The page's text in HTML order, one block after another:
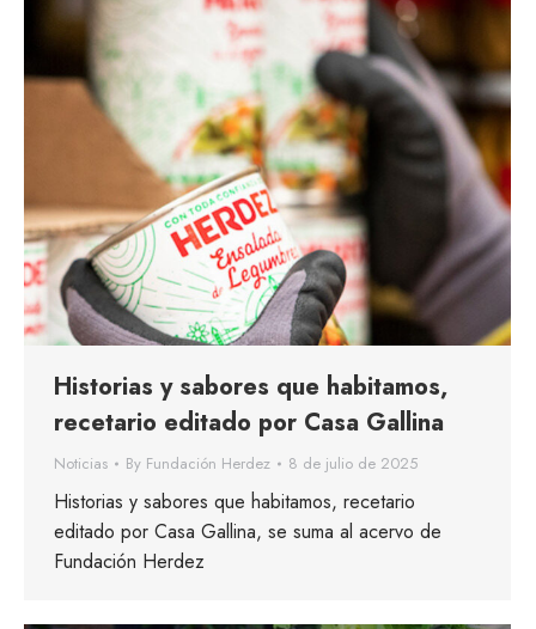
Historias y sabores que habitamos,
recetario editado por Casa Gallina
Noticias By Fundación Herdez 8 de julio de 2025
Historias y sabores que habitamos, recetario
editado por Casa Gallina, se suma al acervo de
Fundación Herdez